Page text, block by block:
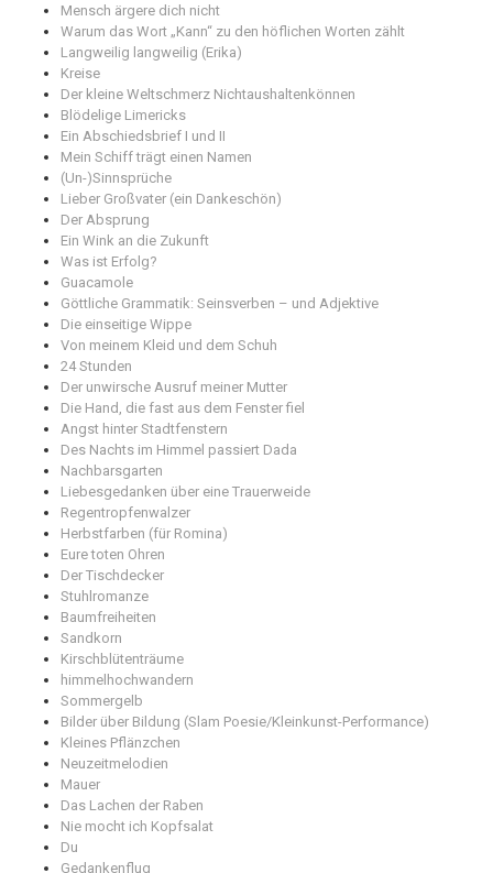
Mensch ärgere dich nicht
Warum das Wort „Kann“ zu den höflichen Worten zählt
Langweilig langweilig (Erika)
Kreise
Der kleine Weltschmerz Nichtaushaltenkönnen
Blödelige Limericks
Ein Abschiedsbrief I und II
Mein Schiff trägt einen Namen
(Un-)Sinnsprüche
Lieber Großvater (ein Dankeschön)
Der Absprung
Ein Wink an die Zukunft
Was ist Erfolg?
Guacamole
Göttliche Grammatik: Seinsverben – und Adjektive
Die einseitige Wippe
Von meinem Kleid und dem Schuh
24 Stunden
Der unwirsche Ausruf meiner Mutter
Die Hand, die fast aus dem Fenster fiel
Angst hinter Stadtfenstern
Des Nachts im Himmel passiert Dada
Nachbarsgarten
Liebesgedanken über eine Trauerweide
Regentropfenwalzer
Herbstfarben (für Romina)
Eure toten Ohren
Der Tischdecker
Stuhlromanze
Baumfreiheiten
Sandkorn
Kirschblütenträume
himmelhochwandern
Sommergelb
Bilder über Bildung (Slam Poesie/Kleinkunst-Performance)
Kleines Pflänzchen
Neuzeitmelodien
Mauer
Das Lachen der Raben
Nie mocht ich Kopfsalat
Du
Gedankenflug